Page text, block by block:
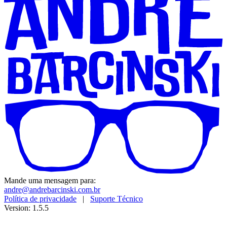
Mande uma mensagem para:
andre@andrebarcinski.com.br
Política de privacidade | Suporte Técnico
Version: 1.5.5